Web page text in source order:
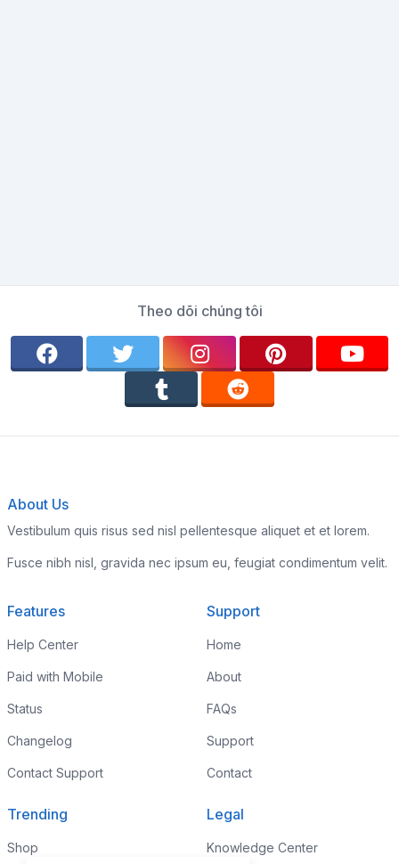
Theo dõi chúng tôi
About Us
Vestibulum quis risus sed nisl pellentesque aliquet et et lorem.
Fusce nibh nisl, gravida nec ipsum eu, feugiat condimentum velit.
Features
Help Center
Paid with Mobile
Status
Changelog
Contact Support
Support
Home
About
FAQs
Support
Contact
Trending
Shop
Legal
Knowledge Center